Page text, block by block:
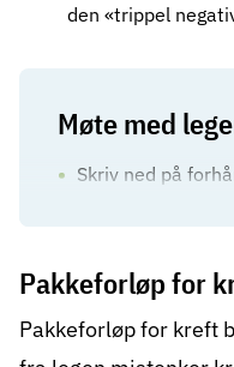
den «trippel
Møte med
Skriv ned på
Ta med deg
glemme det som
Oppsummer det
går fra legen. Da
misforståelser
Pakkeforløp for
Pakkeforløp for kreft